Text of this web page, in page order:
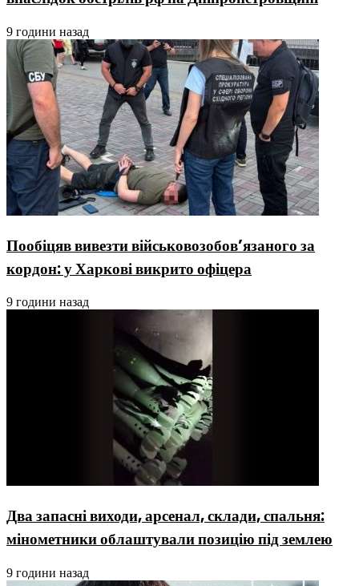
9 години назад
Пообіцяв вивезти військовозобов’язаного за
кордон: у Харкові викрито офіцера
9 години назад
Два запасні виходи, арсенал, склади, спальня:
мінометники облаштували позицію під землею
9 години назад